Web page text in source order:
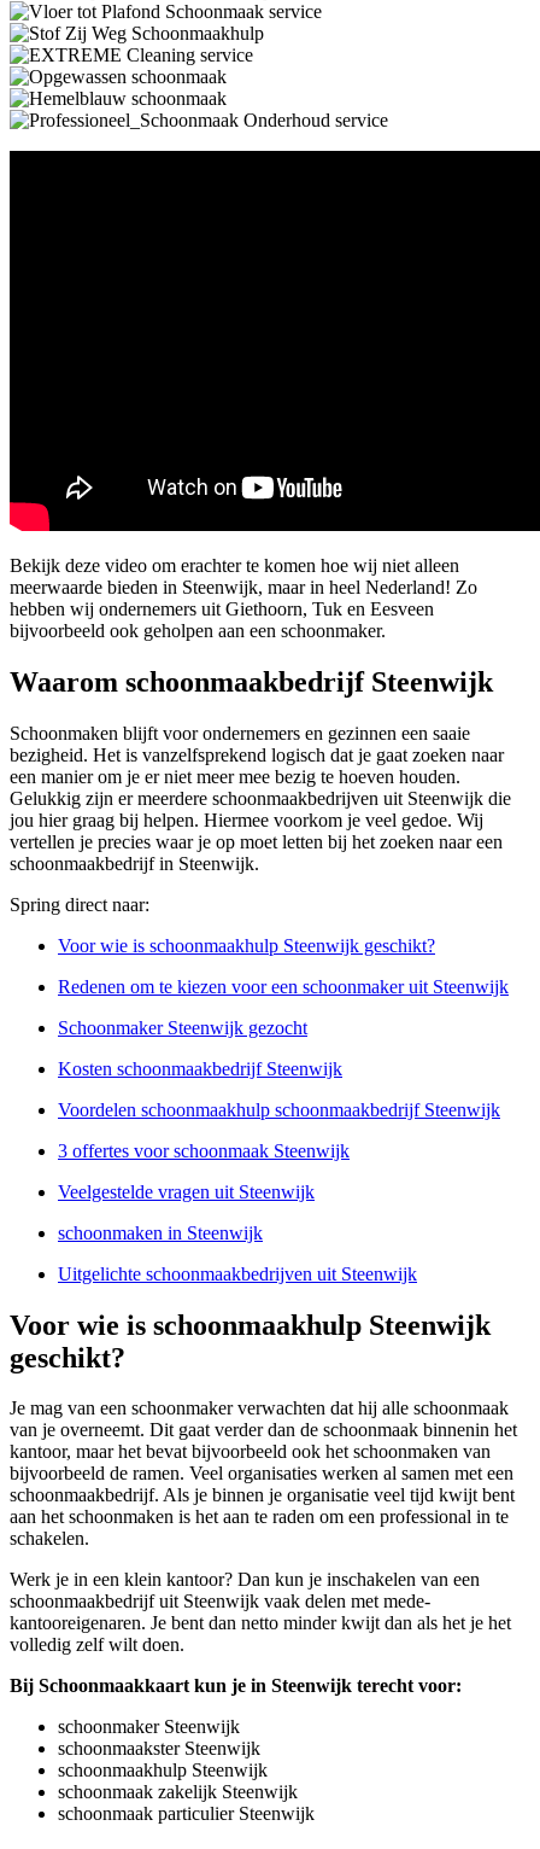
Bekijk deze video om erachter te komen hoe wij niet alleen
meerwaarde bieden in Steenwijk, maar in heel Nederland! Zo
hebben wij ondernemers uit Giethoorn, Tuk en Eesveen
bijvoorbeeld ook geholpen aan een schoonmaker.
Waarom schoonmaakbedrijf Steenwijk
Schoonmaken blijft voor ondernemers en gezinnen een saaie
bezigheid. Het is vanzelfsprekend logisch dat je gaat zoeken naar
een manier om je er niet meer mee bezig te hoeven houden.
Gelukkig zijn er meerdere schoonmaakbedrijven uit Steenwijk die
jou hier graag bij helpen. Hiermee voorkom je veel gedoe. Wij
vertellen je precies waar je op moet letten bij het zoeken naar een
schoonmaakbedrijf in Steenwijk.
Spring direct naar:
Voor wie is schoonmaakhulp Steenwijk geschikt?
Redenen om te kiezen voor een schoonmaker uit Steenwijk
Schoonmaker Steenwijk gezocht
Kosten schoonmaakbedrijf Steenwijk
Voordelen schoonmaakhulp schoonmaakbedrijf Steenwijk
3 offertes voor schoonmaak Steenwijk
Veelgestelde vragen uit Steenwijk
schoonmaken in Steenwijk
Uitgelichte schoonmaakbedrijven uit Steenwijk
Voor wie is schoonmaakhulp Steenwijk
geschikt?
Je mag van een schoonmaker verwachten dat hij alle schoonmaak
van je overneemt. Dit gaat verder dan de schoonmaak binnenin het
kantoor, maar het bevat bijvoorbeeld ook het schoonmaken van
bijvoorbeeld de ramen. Veel organisaties werken al samen met een
schoonmaakbedrijf. Als je binnen je organisatie veel tijd kwijt bent
aan het schoonmaken is het aan te raden om een professional in te
schakelen.
Werk je in een klein kantoor? Dan kun je inschakelen van een
schoonmaakbedrijf uit Steenwijk vaak delen met mede-
kantooreigenaren. Je bent dan netto minder kwijt dan als het je het
volledig zelf wilt doen.
Bij Schoonmaakkaart kun je in Steenwijk terecht voor:
schoonmaker Steenwijk
schoonmaakster Steenwijk
schoonmaakhulp Steenwijk
schoonmaak zakelijk Steenwijk
schoonmaak particulier Steenwijk